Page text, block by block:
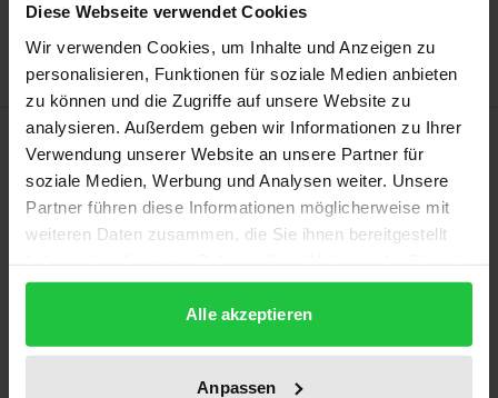
Diese Webseite verwendet Cookies
Wir verwenden Cookies, um Inhalte und Anzeigen zu
personalisieren, Funktionen für soziale Medien anbieten
zu können und die Zugriffe auf unsere Website zu
analysieren. Außerdem geben wir Informationen zu Ihrer
Verwendung unserer Website an unsere Partner für
soziale Medien, Werbung und Analysen weiter. Unsere
Partner führen diese Informationen möglicherweise mit
weiteren Daten zusammen, die Sie ihnen bereitgestellt
gesammelt haben.
Alle akzeptieren
Anpassen
Delivery cost notice
Description
This volume presents a summary of the latest
academic conference on urban and regional
current demands in urban development with regard
to recent court rulings and their implementation.
This book describes the 2017 legal amendments to